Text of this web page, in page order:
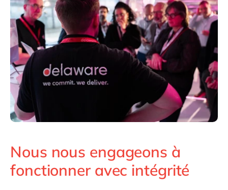
Nous nous engageons à
fonctionner avec intégrité